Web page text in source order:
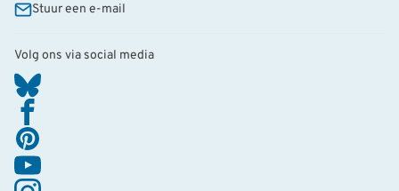
Stuur een e-mail
Volg ons via social media